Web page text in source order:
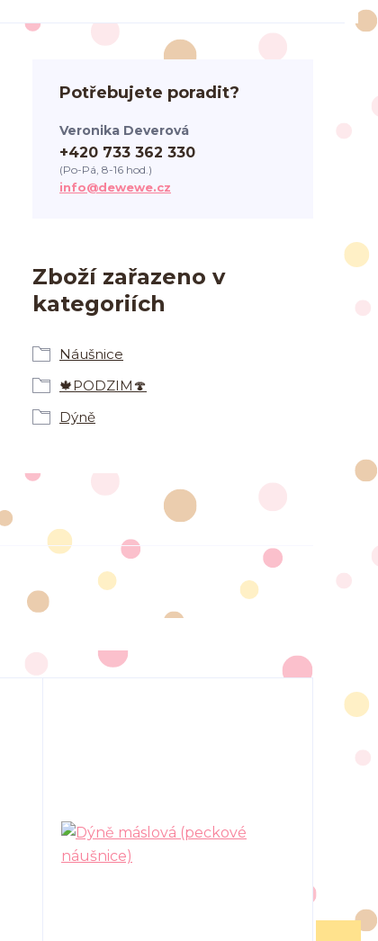
Zboží zařazeno v
kategoriích
Náušnice
🍁PODZIM🍄
Dýně
Potřebujete poradit?
Veronika Deverová
+420 733 362 330
(Po-Pá, 8-16 hod.)
info@dewewe.cz